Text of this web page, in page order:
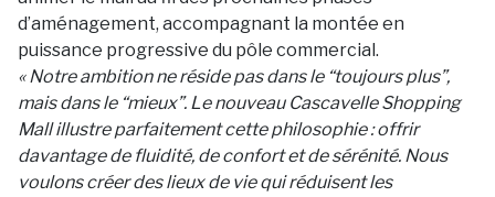
d’aménagement, accompagnant la montée en
puissance progressive du pôle commercial.
« Notre ambition ne réside pas dans le “toujours plus”,
mais dans le “mieux”. Le nouveau Cascavelle Shopping
Mall illustre parfaitement cette philosophie : offrir
davantage de fluidité, de confort et de sérénité. Nous
voulons créer des lieux de vie qui réduisent les